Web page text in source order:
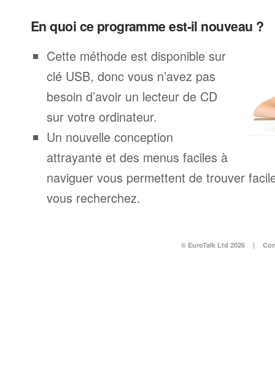
En quoi ce programme est-il nouveau ?
Cette méthode est disponible sur
clé USB, donc vous n’avez pas
besoin d’avoir un lecteur de CD
sur votre ordinateur.
Un nouvelle conception
attrayante et des menus faciles à
naviguer vous permettent de trouver
vous recherchez.
© EuroTalk Ltd 2026 |